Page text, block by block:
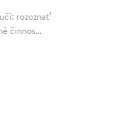
rozoznať
činnos...